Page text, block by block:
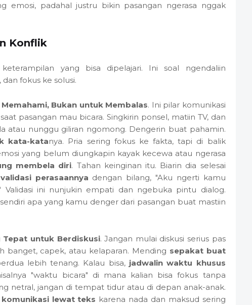
emosi, padahal justru bikin pasangan ngerasa nggak
Konflik
yang bisa dipelajari. Ini soal ngendaliin
fokus ke solusi.
Bukan untuk Membalas. Ini pilar komunikasi
pasangan mau bicara. Singkirin ponsel, matiin TV, dan
atau nunggu giliran ngomong. Dengerin buat pahamin.
kata-katanya. Pria sering fokus ke fakta, tapi di balik
yang belum diungkapin kayak kecewa atau ngerasa
membela diri. Tahan keinginan itu. Biarin dia selesai
validasi perasaannya dengan bilang, "Aku ngerti kamu
Validasi ini nunjukin empati dan ngebuka pintu dialog.
apa yang kamu denger dari pasangan buat mastiin
Tepat untuk Berdiskusi. Jangan mulai diskusi serius pas
banget, capek, atau kelaparan. Mending sepakat buat
lebih tenang. Kalau bisa, jadwalin waktu khusus
"waktu bicara" di mana kalian bisa fokus tanpa
netral, jangan di tempat tidur atau di depan anak-anak.
lewat teks karena nada dan maksud sering